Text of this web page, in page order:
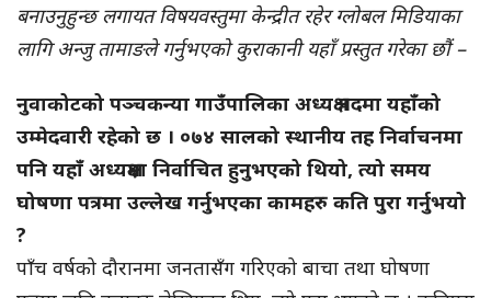
बनाउनुहुन्छ लगायत विषयवस्तुमा केन्द्रीत रहेर ग्लोबल मिडियाका
लागि अन्जु तामाङले गर्नुभएको कुराकानी यहाँ प्रस्तुत गरेका छौं –
नुवाकोटको पञ्चकन्या गाउँपालिका अध्यक्ष पदमा यहाँको
उम्मेदवारी रहेको छ । ०७४ सालको स्थानीय तह निर्वाचनमा
पनि यहाँ अध्यक्षमा निर्वाचित हुनुभएको थियो, त्यो समय
घोषणा पत्रमा उल्लेख गर्नुभएका कामहरु कति पुरा गर्नुभयो
?
पाँच वर्षको दौरानमा जनतासँग गरिएको बाचा तथा घोषणा